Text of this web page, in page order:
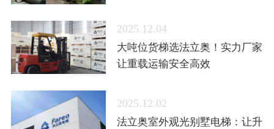
2025.12.04
大吨位货梯选法立奥！实力厂家
让重载运输安全高效
2025.12.02
法立奥室外观光别墅电梯：让升